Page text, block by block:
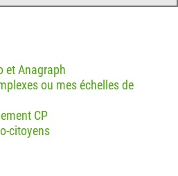
et Anagraph
ou mes échelles de
CP
citoyens